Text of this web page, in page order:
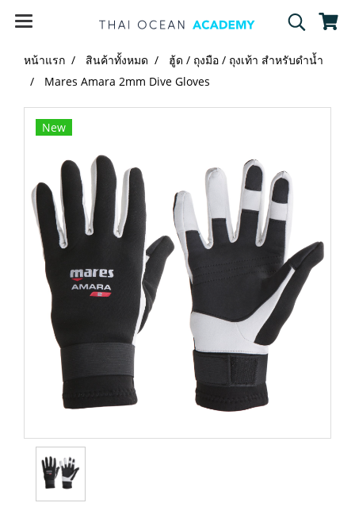
หน้าแรก สินค้าทั้งหมด
ฮู้ด / ถุงมือ / ถุงเท้า สำหรับดำน้ำ
Mares Amara 2mm Dive Gloves
New